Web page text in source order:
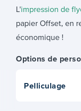
L'impression de
papier Offset, en
économique !
Options de
Pelliculage